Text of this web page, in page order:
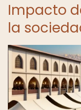
Impacto
la